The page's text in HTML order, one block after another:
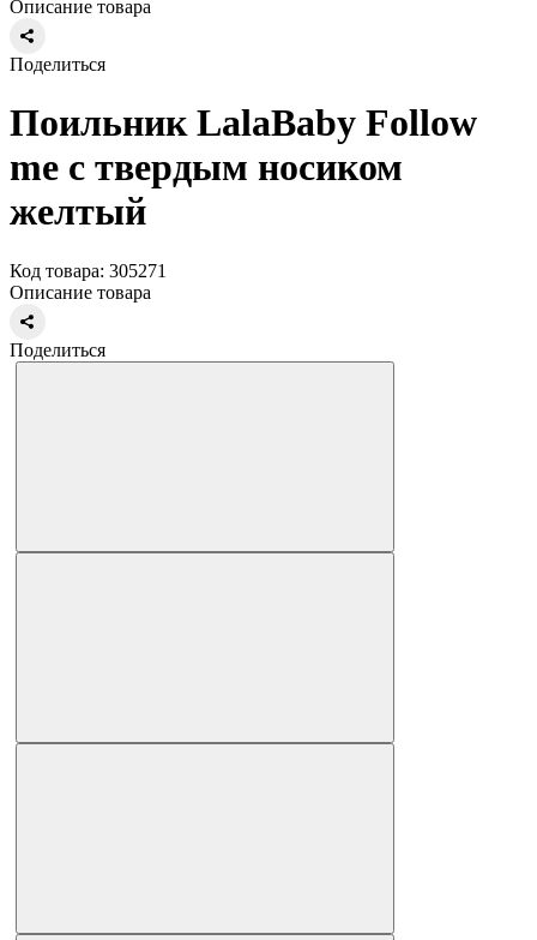
Описание товара
Поделиться
Поильник LalaBaby Follow
me с твердым носиком
желтый
Код товара: 305271
Описание товара
Поделиться